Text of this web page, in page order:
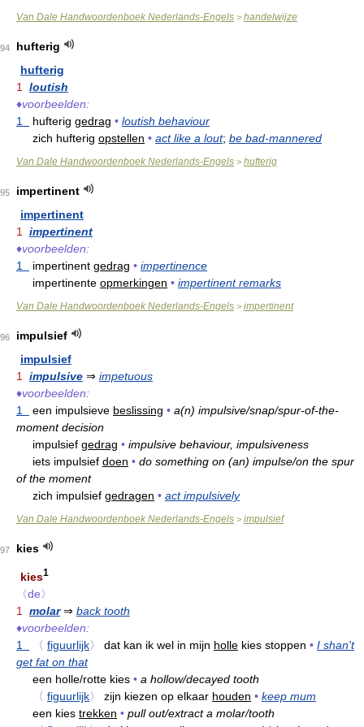
Van Dale Handwoordenboek Nederlands-Engels > handelwijze
94
hufterig
hufterig
1
loutish
♦voorbeelden:
1
hufterig gedrag • loutish behaviour
zich hufterig opstellen • act like a lout; be bad-mannered
Van Dale Handwoordenboek Nederlands-Engels > hufterig
95
impertinent
impertinent
1
impertinent
♦voorbeelden:
1
impertinent gedrag • impertinence
impertinente opmerkingen • impertinent remarks
Van Dale Handwoordenboek Nederlands-Engels > impertinent
96
impulsief
impulsief
1
impulsive ⇒ impetuous
♦voorbeelden:
1
een impulsieve beslissing • a(n) impulsive/snap/spur-of-the-
moment decision
impulsief gedrag • impulsive behaviour, impulsiveness
iets impulsief doen • do something on (an) impulse/on the spur
of the moment
zich impulsief gedragen • act impulsively
Van Dale Handwoordenboek Nederlands-Engels > impulsief
97 kies
kies1
〈de〉
1
molar⇒ back tooth
♦voorbeelden:
1
〈 figuurlijk〉 dat kan ik wel in mijn holle kies stoppen • I shan't
get fat on that
een holle/rotte kies • a hollow/decayed tooth
〈 figuurlijk〉 zijn kiezen op elkaar houden • keep mum
een kies trekken • pull out/extract a molar/tooth